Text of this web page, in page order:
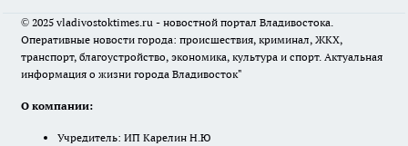
© 2025 vladivostoktimes.ru - новостной портал Владивостока.
Оперативные новости города: происшествия, криминал, ЖКХ,
транспорт, благоустройство, экономика, культура и спорт. Актуальная
информация о жизни города Владивосток"
О компании:
Учредитель: ИП Карелин Н.Ю